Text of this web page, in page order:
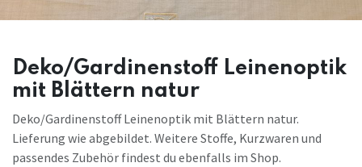
Deko/Gardinenstoff Leinenoptik
mit Blättern natur
Deko/Gardinenstoff Leinenoptik mit Blättern natur.
Lieferung wie abgebildet. Weitere Stoffe, Kurzwaren und
passendes Zubehör findest du ebenfalls im Shop.